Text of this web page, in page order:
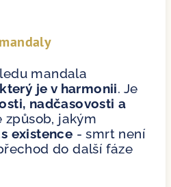
mandala
je v harmonii. Je
nadčasovosti a
způsob, jakým
existence - smrt není
do další fáze